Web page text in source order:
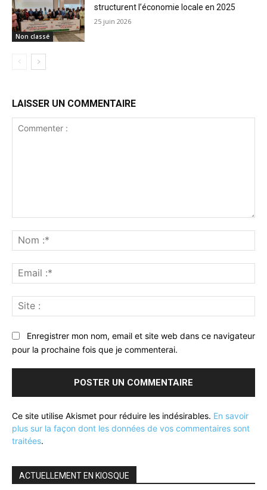
Non classé
structurent l’économie locale en 2025
25 juin 2026
LAISSER UN COMMENTAIRE
:*
:*
:
Enregistrer mon nom, email et site web dans ce navigateur
pour la prochaine fois que je commenterai.
Ce site utilise Akismet pour réduire les indésirables. En savoir
plus sur la façon dont les données de vos commentaires sont
traitées.
ACTUELLEMENT EN KIOSQUE